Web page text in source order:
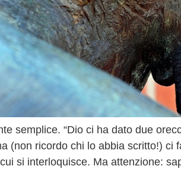
semplice. “Dio ci ha dato due
(non ricordo chi lo abbia scritto!)
si interloquisce. Ma attenzione: